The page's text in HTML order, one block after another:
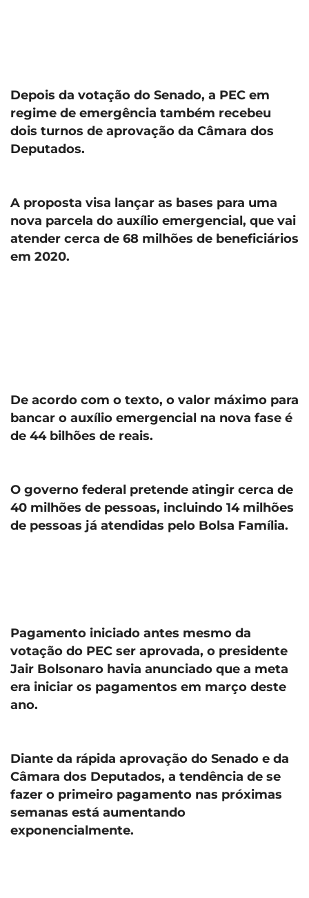
Depois da votação do Senado, a PEC em
regime de emergência também recebeu
dois turnos de aprovação da Câmara dos
Deputados.
A proposta visa lançar as bases para uma
nova parcela do auxílio emergencial, que vai
atender cerca de 68 milhões de beneficiários
em 2020.
De acordo com o texto, o valor máximo para
bancar o auxílio emergencial na nova fase é
de 44 bilhões de reais.
O governo federal pretende atingir cerca de
40 milhões de pessoas, incluindo 14 milhões
de pessoas já atendidas pelo Bolsa Família.
Pagamento iniciado antes mesmo da
votação do PEC ser aprovada, o presidente
Jair Bolsonaro havia anunciado que a meta
era iniciar os pagamentos em março deste
ano.
Diante da rápida aprovação do Senado e da
Câmara dos Deputados, a tendência de se
fazer o primeiro pagamento nas próximas
semanas está aumentando
exponencialmente.